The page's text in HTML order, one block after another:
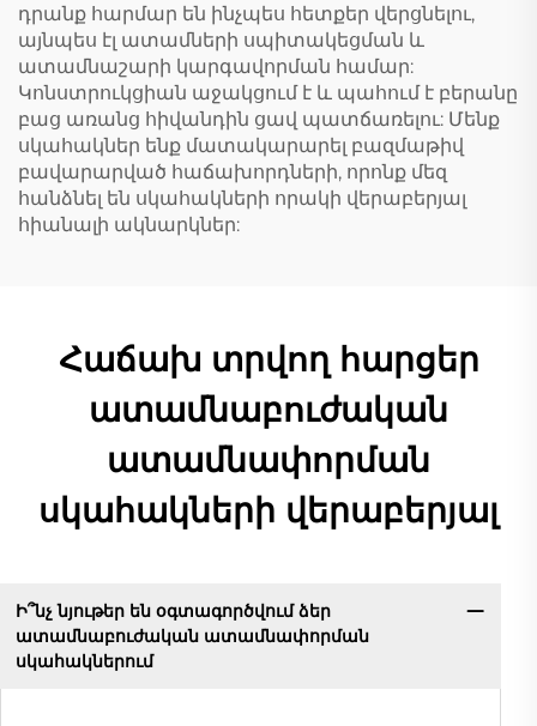
դրանք հարմար են ինչպես հետքեր վերցնելու,
այնպես էլ ատամների սպիտակեցման և
ատամնաշարի կարգավորման համար:
Կոնստրուկցիան աջակցում է և պահում է բերանը
բաց առանց հիվանդին ցավ պատճառելու: Մենք
սկահակներ ենք մատակարարել բազմաթիվ
բավարարված հաճախորդների, որոնք մեզ
հանձնել են սկահակների որակի վերաբերյալ
հիանալի ակնարկներ:
Հաճախ տրվող հարցեր
ատամնաբուժական
ատամնափորման
սկահակների վերաբերյալ
Ի՞նչ նյութեր են օգտագործվում ձեր
ատամնաբուժական ատամնափորման
սկահակներում